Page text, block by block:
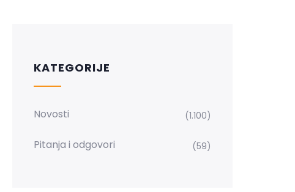
KATEGORIJE
Novosti (1.100)
Pitanja i odgovori (59)